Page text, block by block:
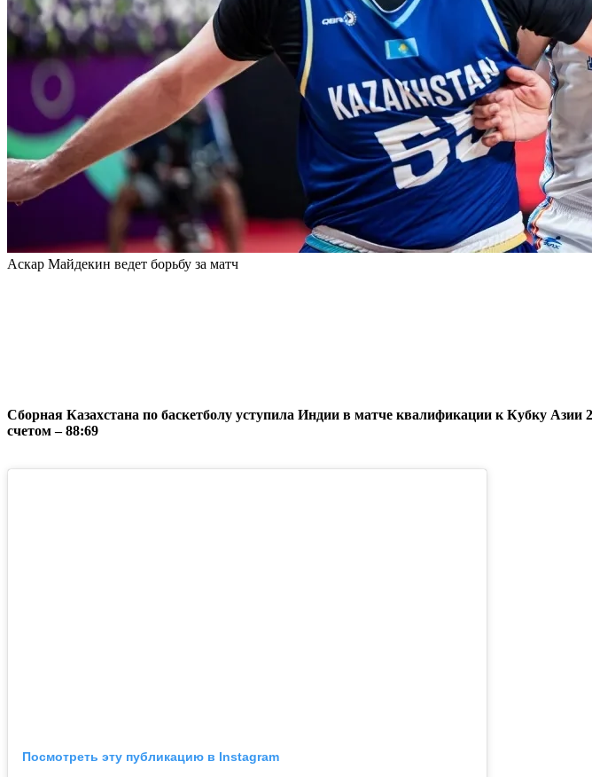
Аскар Майдекин ведет борьбу за матч
Сборная Казахстана по баскетболу уступила Индии в матче квалификации к Кубку
счетом – 88:69
Посмотреть эту публикацию в Instagram